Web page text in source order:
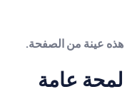
هذه عينة من الصفحة.
لمحة عامة